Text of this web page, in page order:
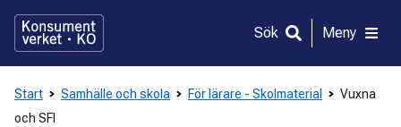
direkt
innehållet
Sök Meny
Start Samhälle och skola För lärare - Skolmaterial
Vuxna
och SFI